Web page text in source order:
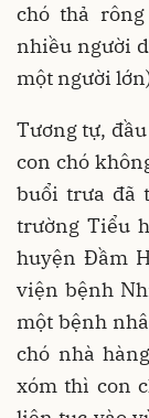
chó thả
nhiều người
một người
Tương tự,
con chó
buổi trưa đã
trường Tiểu
huyện Đầm
viện bệnh
một bệnh
chó nhà
xóm thì con